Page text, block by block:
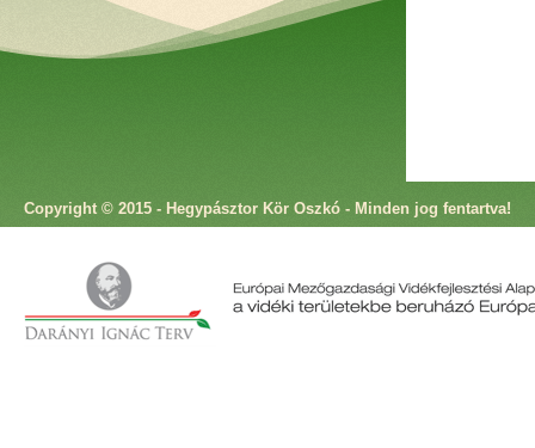
Copyright © 2015 - Hegypásztor Kör Oszkó - Minden jog fentartva!